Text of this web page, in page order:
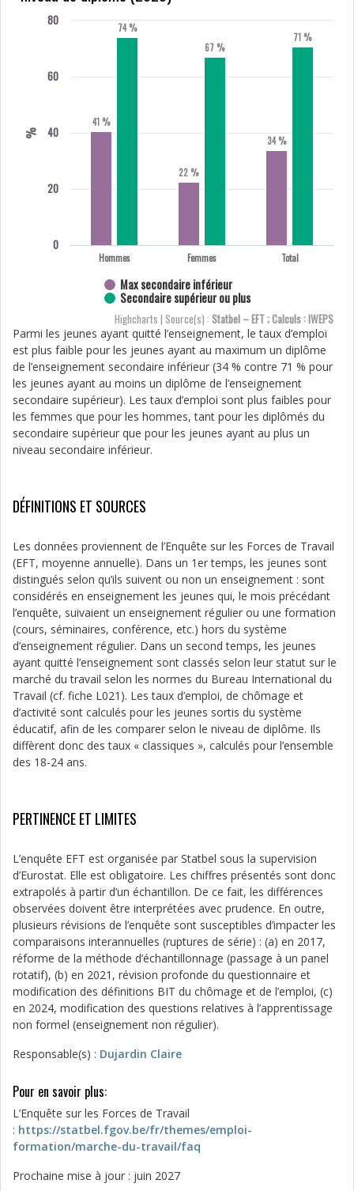
%
Max secondaire inférieur
Secondaire supérieur ou plus
0
20
40
60
80
Highcharts | Source(s) : Statbel – EFT ; Calculs : IWEPS
Hommes Femmes Total
41 %
22 %
34 %
74 %
67 %
71 %
Parmi les jeunes ayant quitté l’enseignement, le taux d’emploi
est plus faible pour les jeunes ayant au maximum un diplôme
de l’enseignement secondaire inférieur (34 % contre 71 % pour
les jeunes ayant au moins un diplôme de l’enseignement
secondaire supérieur). Les taux d’emploi sont plus faibles pour
les femmes que pour les hommes, tant pour les diplômés du
secondaire supérieur que pour les jeunes ayant au plus un
niveau secondaire inférieur.
DÉFINITIONS ET SOURCES
Les données proviennent de l’Enquête sur les Forces de Travail
(EFT, moyenne annuelle). Dans un 1er temps, les jeunes sont
distingués selon qu’ils suivent ou non un enseignement : sont
considérés en enseignement les jeunes qui, le mois précédant
l’enquête, suivaient un enseignement régulier ou une formation
(cours, séminaires, conférence, etc.) hors du système
d’enseignement régulier. Dans un second temps, les jeunes
ayant quitté l’enseignement sont classés selon leur statut sur le
marché du travail selon les normes du Bureau International du
Travail (cf. fiche L021). Les taux d’emploi, de chômage et
d’activité sont calculés pour les jeunes sortis du système
éducatif, afin de les comparer selon le niveau de diplôme. Ils
diffèrent donc des taux « classiques », calculés pour l’ensemble
des 18-24 ans.
PERTINENCE ET LIMITES
L’enquête EFT est organisée par Statbel sous la supervision
d’Eurostat. Elle est obligatoire. Les chiffres présentés sont donc
extrapolés à partir d’un échantillon. De ce fait, les différences
observées doivent être interprétées avec prudence. En outre,
plusieurs révisions de l’enquête sont susceptibles d’impacter les
comparaisons interannuelles (ruptures de série) : (a) en 2017,
réforme de la méthode d’échantillonnage (passage à un panel
rotatif), (b) en 2021, révision profonde du questionnaire et
modification des définitions BIT du chômage et de l’emploi, (c)
en 2024, modification des questions relatives à l’apprentissage
non formel (enseignement non régulier).
Responsable(s) : Dujardin Claire
Pour en savoir plus:
L’Enquête sur les Forces de Travail
: https://statbel.fgov.be/fr/themes/emploi-
formation/marche-du-travail/faq
Prochaine mise à jour : juin 2027